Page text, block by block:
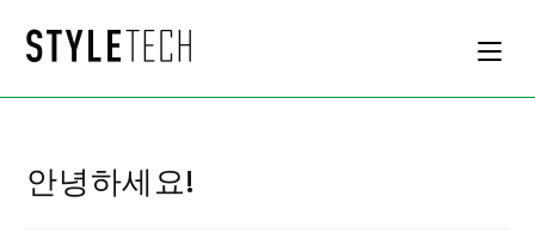
안녕하세요!